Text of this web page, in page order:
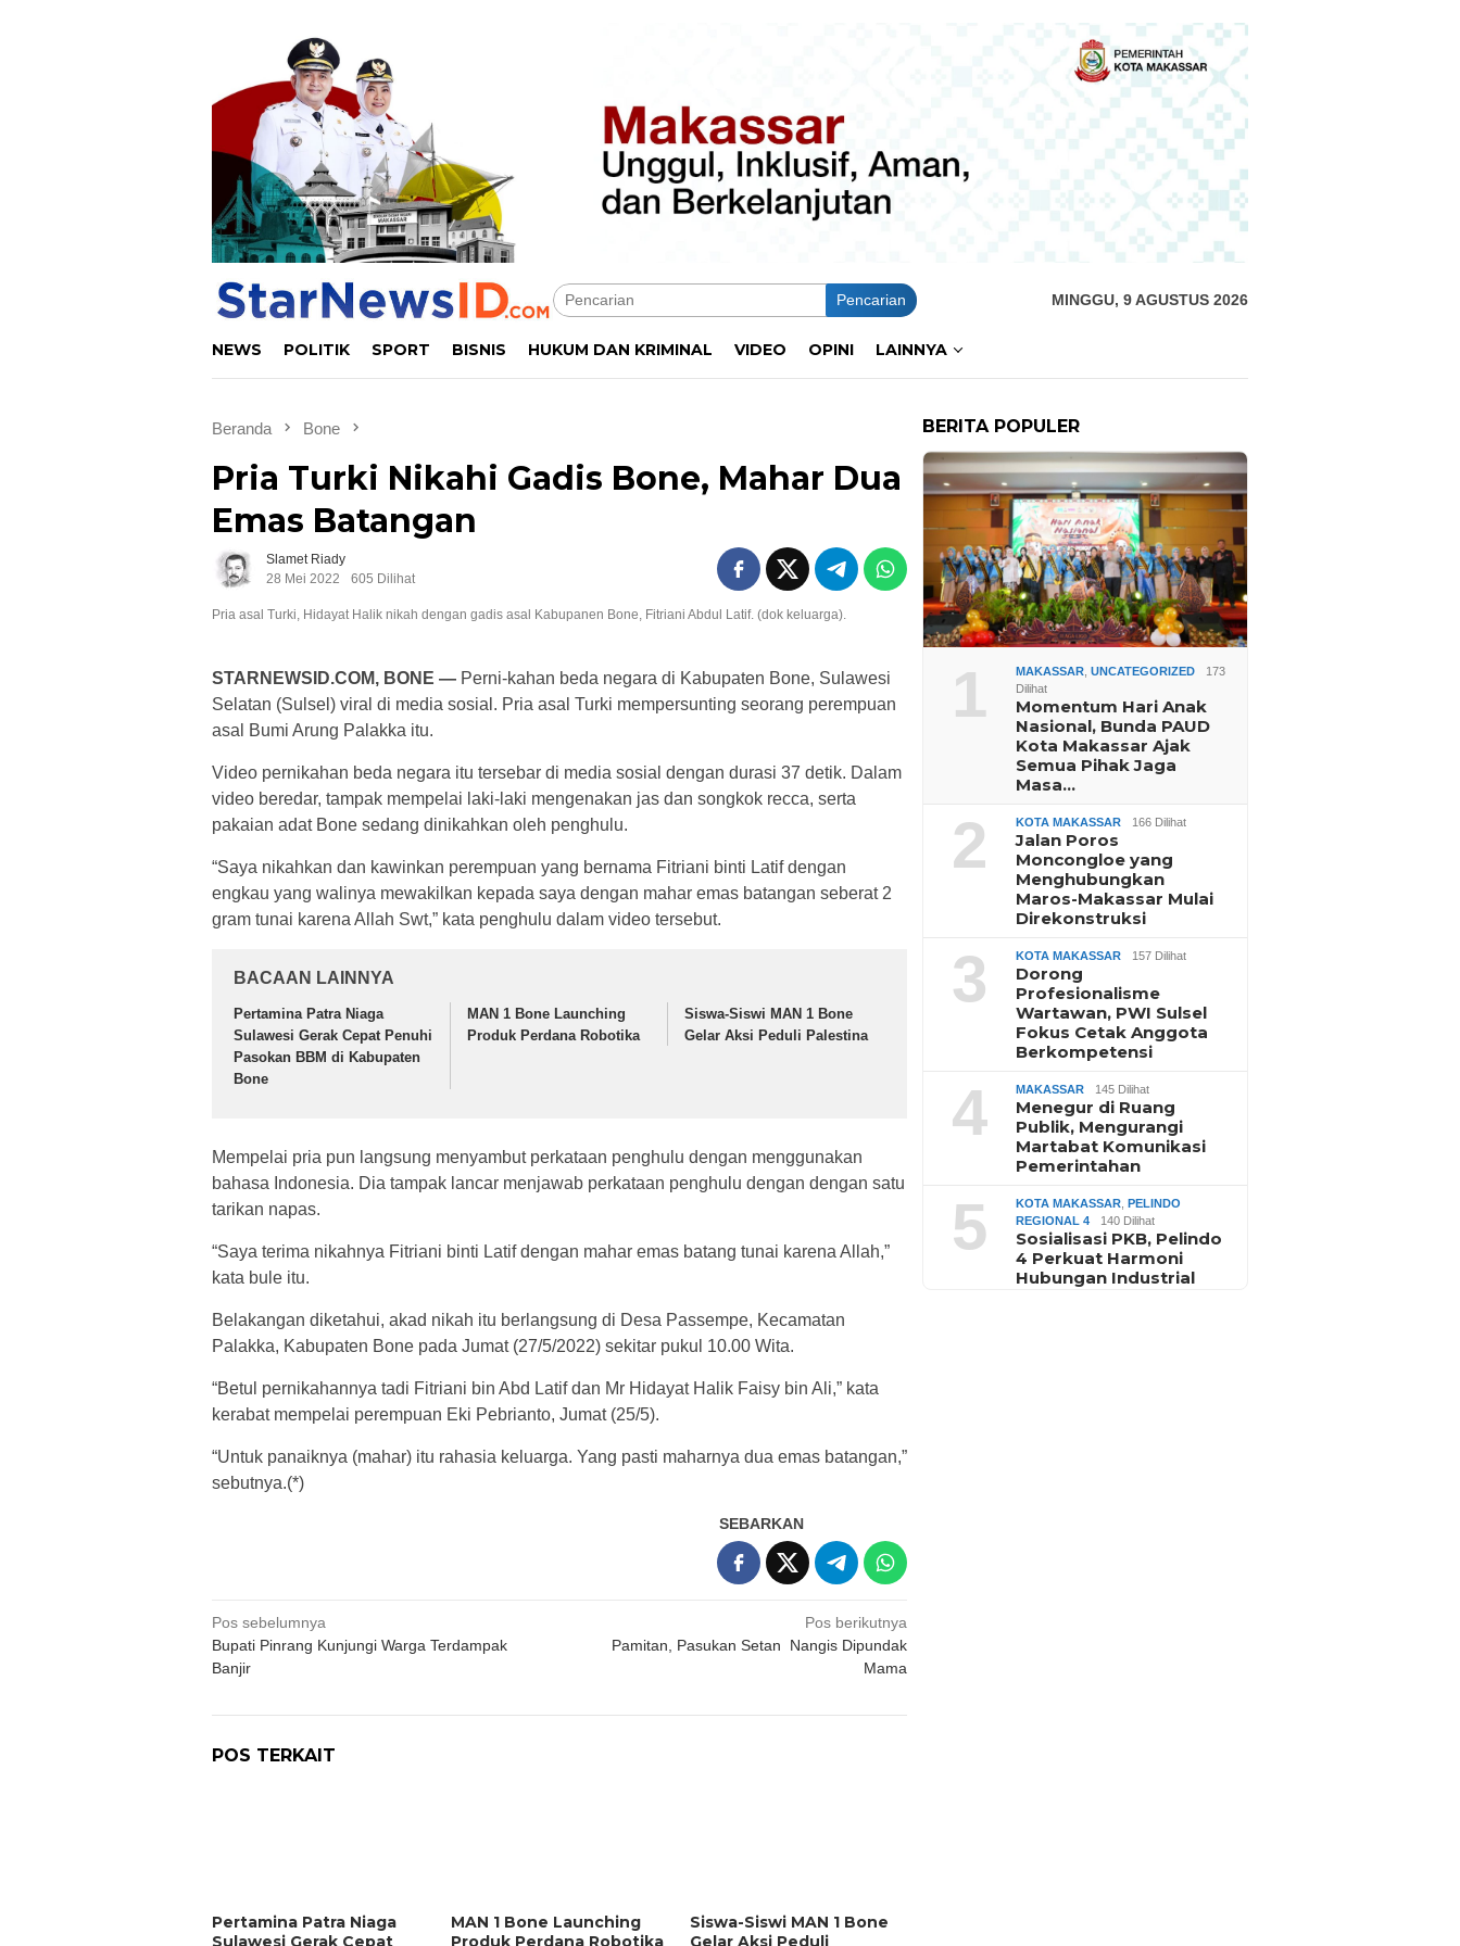
Pencarian MINGGU, 9 AGUSTUS 2026
NEWS POLITIK SPORT BISNIS HUKUM DAN KRIMINAL VIDEO OPINI LAINNYA
Beranda Bone
Pria Turki Nikahi Gadis Bone, Mahar Dua
Emas Batangan
Slamet Riady
28 Mei 2022
605 Dilihat
Pria asal Turki, Hidayat Halik nikah dengan gadis asal Kabupanen Bone, Fitriani Abdul Latif. (dok keluarga).
STARNEWSID.COM, BONE — Perni-kahan beda negara di Kabupaten Bone, Sulawesi
Selatan (Sulsel) viral di media sosial. Pria asal Turki mempersunting seorang perempuan
asal Bumi Arung Palakka itu.
Video pernikahan beda negara itu tersebar di media sosial dengan durasi 37 detik. Dalam
video beredar, tampak mempelai laki-laki mengenakan jas dan songkok recca, serta
pakaian adat Bone sedang dinikahkan oleh penghulu.
“Saya nikahkan dan kawinkan perempuan yang bernama Fitriani binti Latif dengan
engkau yang walinya mewakilkan kepada saya dengan mahar emas batangan seberat 2
gram tunai karena Allah Swt,” kata penghulu dalam video tersebut.
BACAAN LAINNYA
Pertamina Patra Niaga
Sulawesi Gerak Cepat Penuhi
Pasokan BBM di Kabupaten
Bone
MAN 1 Bone Launching
Produk Perdana Robotika
Siswa-Siswi MAN 1 Bone
Gelar Aksi Peduli Palestina
Mempelai pria pun langsung menyambut perkataan penghulu dengan menggunakan
bahasa Indonesia. Dia tampak lancar menjawab perkataan penghulu dengan dengan satu
tarikan napas.
“Saya terima nikahnya Fitriani binti Latif dengan mahar emas batang tunai karena Allah,”
kata bule itu.
Belakangan diketahui, akad nikah itu berlangsung di Desa Passempe, Kecamatan
Palakka, Kabupaten Bone pada Jumat (27/5/2022) sekitar pukul 10.00 Wita.
“Betul pernikahannya tadi Fitriani bin Abd Latif dan Mr Hidayat Halik Faisy bin Ali,” kata
kerabat mempelai perempuan Eki Pebrianto, Jumat (25/5).
“Untuk panaiknya (mahar) itu rahasia keluarga. Yang pasti maharnya dua emas batangan,”
sebutnya.(*)
SEBARKAN
Navigasi
pos
Pos sebelumnya
Bupati Pinrang Kunjungi Warga Terdampak
Banjir
Pos berikutnya
Pamitan, Pasukan Setan Nangis Dipundak
Mama
POS TERKAIT
Pertamina Patra Niaga
Sulawesi Gerak Cepat
MAN 1 Bone Launching
Produk Perdana Robotika
Siswa-Siswi MAN 1 Bone
Gelar Aksi Peduli
BERITA POPULER
1 MAKASSAR ,UNCATEGORIZED
173
Dilihat
Momentum Hari Anak
Nasional, Bunda PAUD
Kota Makassar Ajak
Semua Pihak Jaga
Masa…
2 KOTA MAKASSAR 166 Dilihat
Jalan Poros
Moncongloe yang
Menghubungkan
Maros-Makassar Mulai
Direkonstruksi
3 KOTA MAKASSAR 157 Dilihat
Dorong
Profesionalisme
Wartawan, PWI Sulsel
Fokus Cetak Anggota
Berkompetensi
4 MAKASSAR 145 Dilihat
Menegur di Ruang
Publik, Mengurangi
Martabat Komunikasi
Pemerintahan
5 KOTA MAKASSAR ,PELINDO
REGIONAL 4
140 Dilihat
Sosialisasi PKB, Pelindo
4 Perkuat Harmoni
Hubungan Industrial